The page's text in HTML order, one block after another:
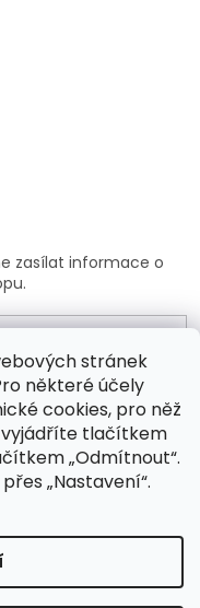
stránek
některé účely
cookies, pro něž
vyjádříte tlačítkem
„Odmítnout“.
„Nastavení“.
zasílat informace o
podmínkami .